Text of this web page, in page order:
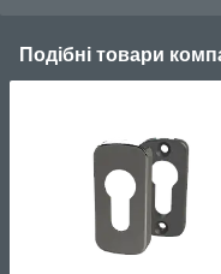
Подібні товари